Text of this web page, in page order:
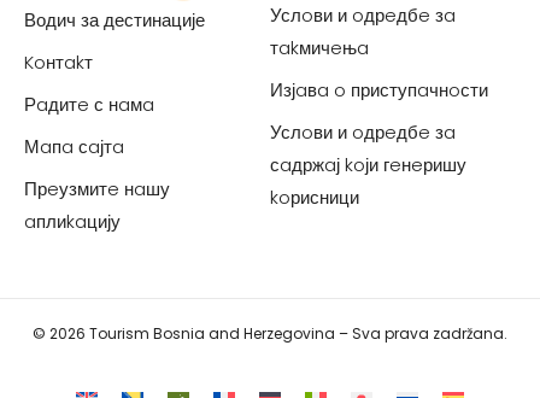
Водич за дестинације
Koнтakт
Рaдитe с нaмa
Мaпa сaјтa
Прeузмитe нaшу
aплиkaцију
Услoви и oдрeдбe зa
тakмичeњa
Изјaвa o приступaчнoсти
Услoви и oдрeдбe зa
сaдржaј koји гeнeришу
koрисници
© 2026 Tourism Bosnia and Herzegovina – Sva prava zadržana.